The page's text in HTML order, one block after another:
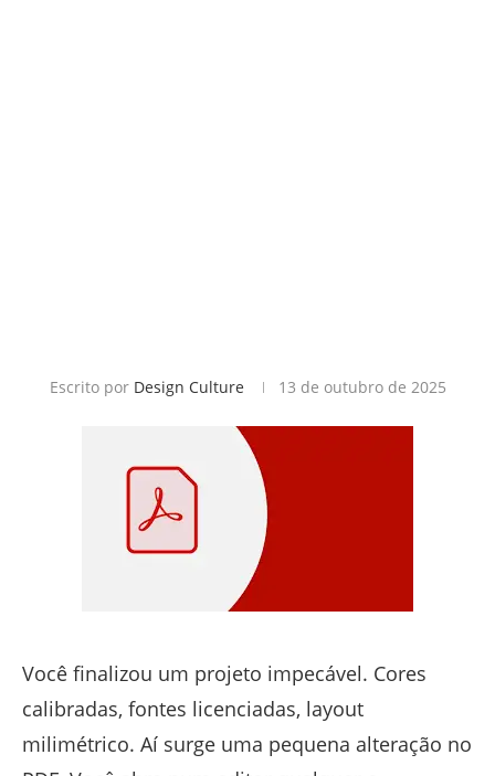
Escrito por Design Culture 13 de outubro de 2025
Você finalizou um projeto impecável. Cores
calibradas, fontes licenciadas, layout
milimétrico. Aí surge uma pequena alteração no